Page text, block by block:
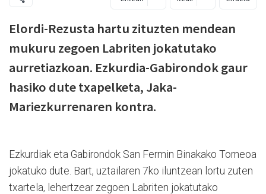
Elordi-Rezusta hartu zituzten mendean
mukuru zegoen Labriten jokatutako
aurretiazkoan. Ezkurdia-Gabirondok gaur
hasiko dute txapelketa, Jaka-
Mariezkurrenaren kontra.
Ezkurdiak eta Gabirondok San Fermin Binakako Torneoa
jokatuko dute. Bart, uztailaren 7ko iluntzean lortu zuten
txartela, lehertzear zegoen Labriten jokatutako